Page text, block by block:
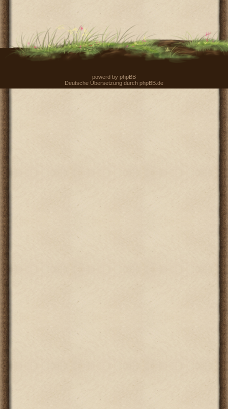
powerd by phpBB
Deutsche Übersetzung durch phpBB.de